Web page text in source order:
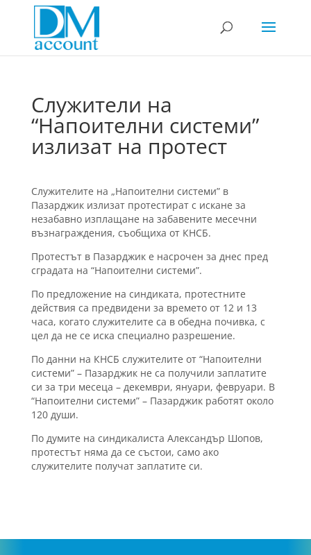
Служители на
“Напоителни системи”
излизат на протест
Служителите на „Напоителни системи” в
Пазарджик излизат протестират с искане за
незабавно изплащане на забавените месечни
възнаграждения, съобщиха от КНСБ.
Протестът в Пазарджик е насрочен за днес пред
сградата на “Напоителни системи”.
По предложение на синдиката, протестните
действия са предвидени за времето от 12 и 13
часа, когато служителите са в обедна почивка, с
цел да не се иска специално разрешение.
По данни на КНСБ служителите от “Напоителни
системи” – Пазарджик не са получили заплатите
си за три месеца – декември, януари, февруари. В
“Напоителни системи” – Пазарджик работят около
120 души.
По думите на синдикалиста Александър Шопов,
протестът няма да се състои, само ако
служителите получат заплатите си.